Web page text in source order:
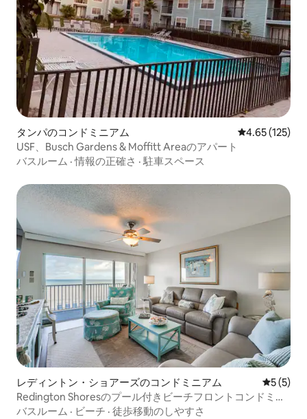
タンパのコンドミニアム レビュー125
4.65 (125)
USF、Busch Gardens & Moffitt Areaのアパート
バスルーム ·情報の正確さ ·駐車スペース
レディントン・ショアーズのコンドミニアム レビュー
5 (5)
Redington Shoresのプール付きビーチフロントコンドミニ
アム
バスルーム · ビーチ · 徒歩移動のしやすさ